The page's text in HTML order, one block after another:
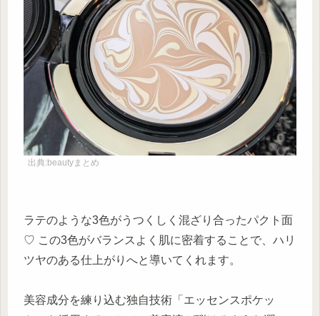
出典:beautyまとめ
ラテのような3色がうつくしく混ざり合ったパクト面
♡ この3色がバランスよく肌に密着することで、ハリ
ツヤのある仕上がりへと導いてくれます。
美容成分を練り込む独自技術「エッセンスポケッ